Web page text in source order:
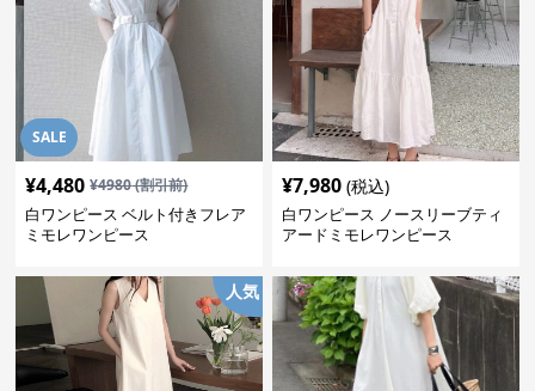
SALE
¥4,480 ¥4980(割引前)
白ワンピース ベルト付きフレア
ミモレワンピース
¥7,980 (税込)
白ワンピース ノースリーブティ
アードミモレワンピース
人気